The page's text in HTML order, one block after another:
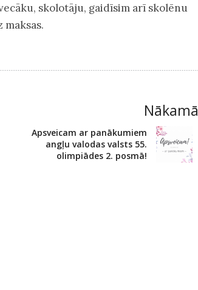
skolotāju, gaidīsim arī skolēnu
Nākamā
Apsveicam ar panākumiem
angļu valodas valsts 55.
olimpiādes 2. posmā!